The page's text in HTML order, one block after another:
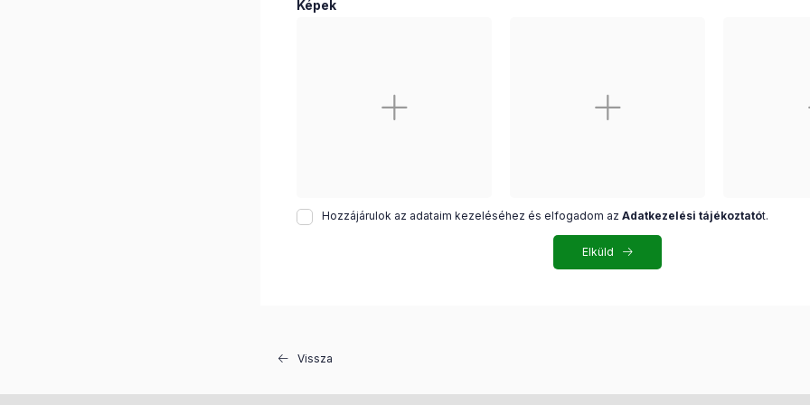
Képek
Hozzájárulok az adataim kezeléséhez és elfogadom az Adatkezelési tájékoztatót.
Elküld
Vissza